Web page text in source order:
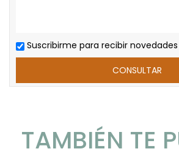
Suscribirme para recibir
TAMBIÉN TE